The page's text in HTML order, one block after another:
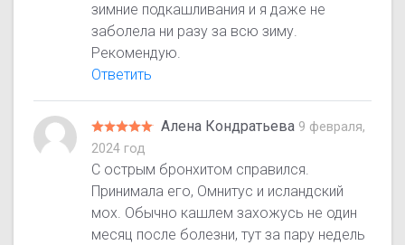
зимние подкашливания и я даже не
заболела ни разу за всю зиму.
Рекомендую.
Ответить
Алена Кондратьева 9 февраля,
2024 год
С острым бронхитом справился.
Принимала его, Омнитус и исландский
мох. Обычно кашлем захожусь не один
месяц после болезни, тут за пару недель